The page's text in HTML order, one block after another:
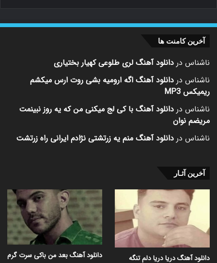
آخرین کامنت ها
ناشناس در دانلود آهنگ لری طلوعی کهیار بختیاری
ناشناس در دانلود آهنگ اگه ارومیه بشی روت ارس میکشم
ریمیکس MP3
ناشناس در دانلود آهنگ با کی لج میکنی من که یه روز نبینمت
مریضم نوان
ناشناس در دانلود آهنگ منم یه زرتشتی نژادم ایرانی راه زرتشت
آخرین آثـار
دانلود آهنگ دریا دریا دلم تنگه
دانلود آهنگ بعد من باکی سرت گرم